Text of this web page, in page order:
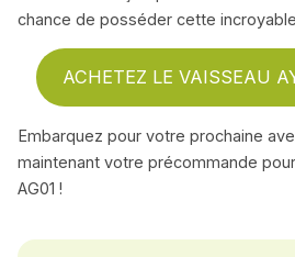
chance de posséder cette
ACHETEZ LE VAISSEAU
Embarquez pour votre prochaine
maintenant votre précommande pour
AG01 !